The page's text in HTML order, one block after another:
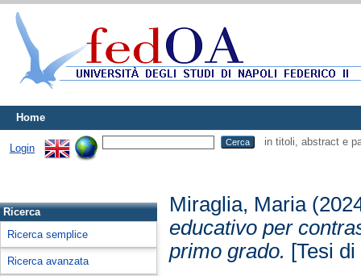
Home
Login
in titoli, abstract e
Ricerca
Ricerca semplice
Ricerca avanzata
Miraglia, Maria
educativo per
primo grado. [Tesi